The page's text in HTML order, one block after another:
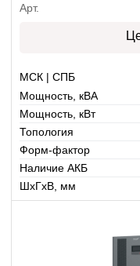
Арт.
МСК | СПБ
Мощность, кВА
Мощность, кВт
Топология
Форм-фактор
Наличие АКБ
ШхГхВ, мм